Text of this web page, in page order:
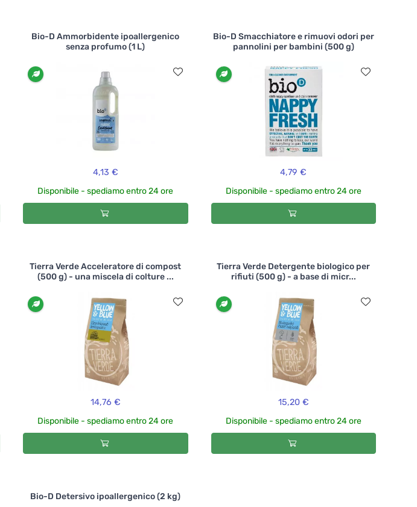
Bio-D Ammorbidente ipoallergenico
senza profumo (1 L)
4,13 €
Disponibile - spediamo entro 24 ore
Bio-D Smacchiatore e rimuovi odori per
pannolini per bambini (500 g)
4,79 €
Disponibile - spediamo entro 24 ore
Tierra Verde Acceleratore di compost
(500 g) - una miscela di colture ...
14,76 €
Disponibile - spediamo entro 24 ore
Tierra Verde Detergente biologico per
rifiuti (500 g) - a base di micr...
15,20 €
Disponibile - spediamo entro 24 ore
Bio-D Detersivo ipoallergenico (2 kg)